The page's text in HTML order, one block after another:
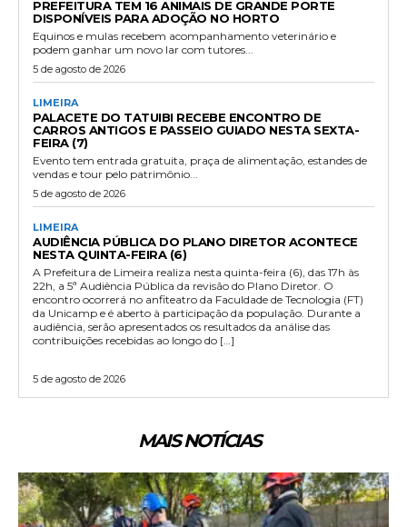
PREFEITURA TEM 16 ANIMAIS DE GRANDE PORTE
DISPONÍVEIS PARA ADOÇÃO NO HORTO
Equinos e mulas recebem acompanhamento veterinário e
podem ganhar um novo lar com tutores...
5 de agosto de 2026
LIMEIRA
PALACETE DO TATUIBI RECEBE ENCONTRO DE
CARROS ANTIGOS E PASSEIO GUIADO NESTA SEXTA-
FEIRA (7)
Evento tem entrada gratuita, praça de alimentação, estandes de
vendas e tour pelo patrimônio...
5 de agosto de 2026
LIMEIRA
AUDIÊNCIA PÚBLICA DO PLANO DIRETOR ACONTECE
NESTA QUINTA-FEIRA (6)
A Prefeitura de Limeira realiza nesta quinta-feira (6), das 17h às
22h, a 5ª Audiência Pública da revisão do Plano Diretor. O
encontro ocorrerá no anfiteatro da Faculdade de Tecnologia (FT)
da Unicamp e é aberto à participação da população. Durante a
audiência, serão apresentados os resultados da análise das
contribuições recebidas ao longo do […]
5 de agosto de 2026
MAIS NOTÍCIAS